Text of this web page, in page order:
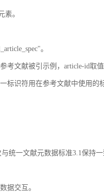
素。
。
考文献被引示例，article-id取
标识符用在参考文献中使用的
统一文献元数据标准3.1保持一
据交互。